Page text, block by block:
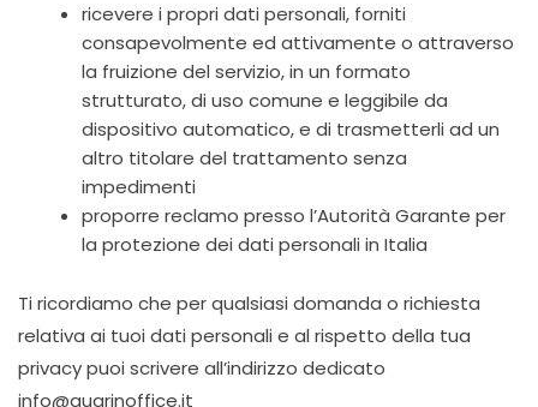
ricevere i propri dati personali, forniti
consapevolmente ed attivamente o attraverso
la fruizione del servizio, in un formato
strutturato, di uso comune e leggibile da
dispositivo automatico, e di trasmetterli ad un
altro titolare del trattamento senza
impedimenti
proporre reclamo presso l’Autorità Garante per
la protezione dei dati personali in Italia
Ti ricordiamo che per qualsiasi domanda o richiesta
relativa ai tuoi dati personali e al rispetto della tua
privacy puoi scrivere all’indirizzo dedicato
info@guarinoffice.it